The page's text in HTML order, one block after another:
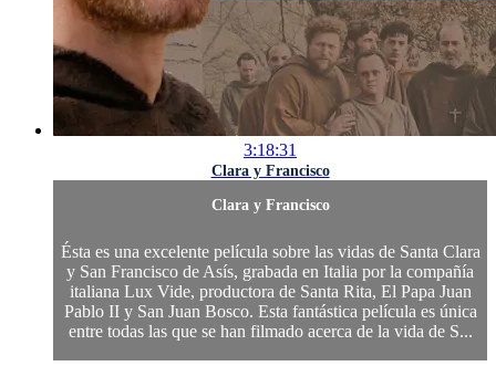
3:18:31
Clara y Francisco
Clara y Francisco
Ésta es una excelente película sobre las vidas de Santa Clara
y San Francisco de Asís, grabada en Italia por la compañía
italiana Lux Vide, productora de Santa Rita, El Papa Juan
Pablo II y San Juan Bosco. Esta fantástica película es única
entre todas las que se han filmado acerca de la vida de S...